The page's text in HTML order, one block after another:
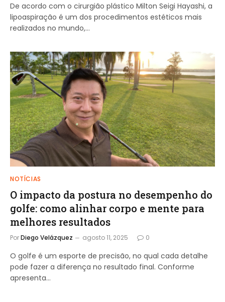
De acordo com o cirurgião plástico Milton Seigi Hayashi, a
lipoaspiração é um dos procedimentos estéticos mais
realizados no mundo,…
NOTÍCIAS
O impacto da postura no desempenho do
golfe: como alinhar corpo e mente para
melhores resultados
PorDiego Velázquez agosto 11, 2025 0
O golfe é um esporte de precisão, no qual cada detalhe
pode fazer a diferença no resultado final. Conforme
apresenta…